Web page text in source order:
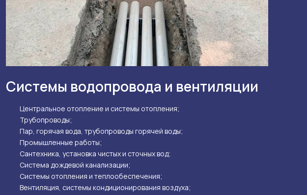
Системы водопровода и вентиляции
Центральное отопление и системы отопления;
Трубопроводы;
Пар, горячая вода, трубопроводы горячей воды;
Промышленные работы;
Сантехника, установка чистых и сточных вод;
Система дождевой канализации;
Системы отопления и теплообеспечения;
Вентиляция, системы кондиционирования воздуха;